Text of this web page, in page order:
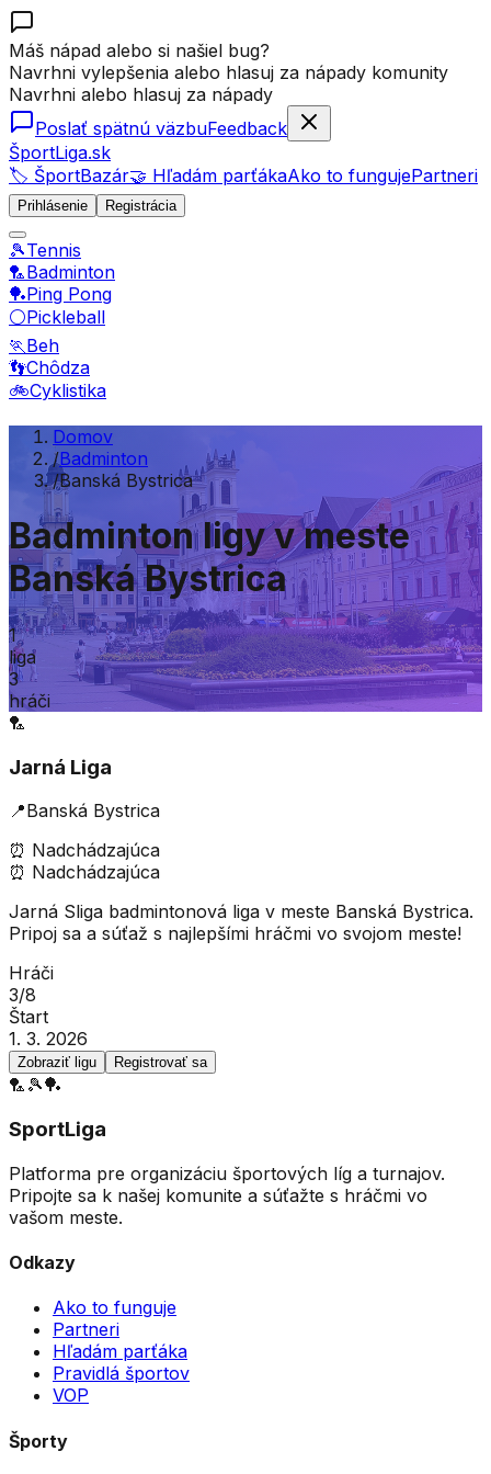
Máš nápad alebo si našiel bug?
Navrhni vylepšenia alebo hlasuj za nápady komunity
Navrhni alebo hlasuj za nápady
Poslať spätnú väzbuFeedback
ŠportLiga.sk
🏷️ ŠportBazár🤝 Hľadám parťákaAko to fungujePartneri
Prihlásenie Registrácia
🎾Tennis
🏸Badminton
🏓Ping Pong
⚪Pickleball
🏃Beh
👣Chôdza
🚲Cyklistika
Domov
/Badminton
/Banská Bystrica
Badminton ligy v meste
Banská Bystrica
1
liga
3
hráči
🏸
Jarná Liga
📍Banská Bystrica
⏰ Nadchádzajúca
⏰ Nadchádzajúca
Jarná Sliga badmintonová liga v meste Banská Bystrica.
Pripoj sa a súťaž s najlepšími hráčmi vo svojom meste!
Hráči
3/8
Štart
1. 3. 2026
Zobraziť ligu Registrovať sa
🏸 🎾🏓
SportLiga
Platforma pre organizáciu športových líg a turnajov.
Pripojte sa k našej komunite a súťažte s hráčmi vo
vašom meste.
Odkazy
Ako to funguje
Partneri
Hľadám parťáka
Pravidlá športov
VOP
Športy